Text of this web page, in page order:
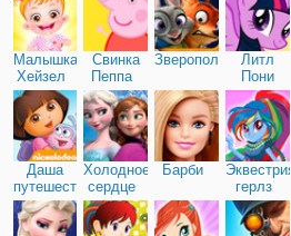
Малышка
Хейзел
Свинка
Пеппа
Зверополис
Литл
Пони
Дружба
Даша
путешественница
Холодное
сердце
Барби
Эквестрия
герлз